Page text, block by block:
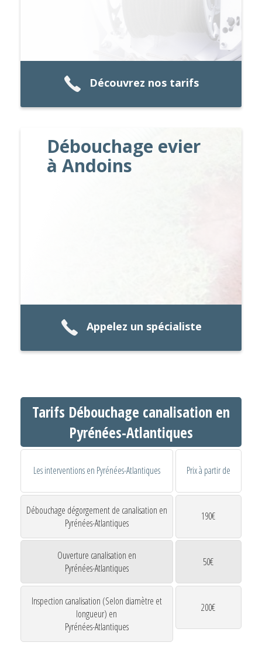
Découvrez nos tarifs
Débouchage evier
à Andoins
Appelez un spécialiste
Tarifs Débouchage canalisation en
Pyrénées-Atlantiques
Les interventions en Pyrénées-Atlantiques Prix à partir de
Débouchage dégorgement de canalisation en
Pyrénées-Atlantiques
190€
Ouverture canalisation en
Pyrénées-Atlantiques
50€
Inspection canalisation (Selon diamètre et
longueur) en
Pyrénées-Atlantiques
200€